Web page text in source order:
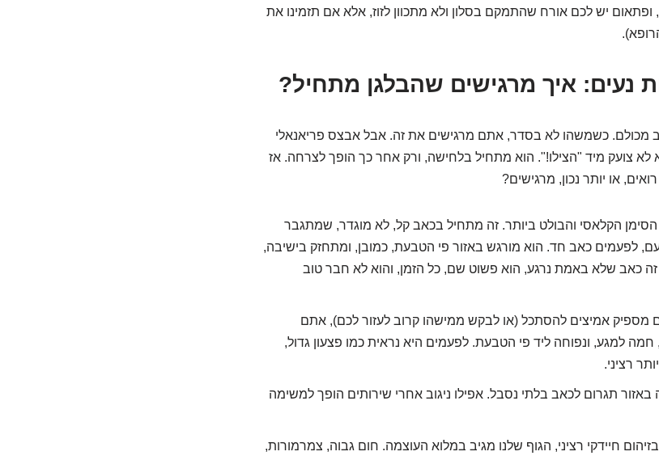
יש לכם אורח שהתמקם בסלון ולא מתכוון לזוז, אלא אם תזמינו את
מכולם. כשמשהו לא בסדר, אתם מרגישים את זה. אבל אבצס פריאנאלי
צועק מיד "הצילו!". הוא מתחיל בלחישה, ורק אחר כך הופך לצרחה. אז
או יותר נכון, מרגישים?
הסימן הקלאסי והבולט ביותר. זה מתחיל בכאב קל, לא מוגדר, שמתגבר
לפעמים כאב חד. הוא מורגש באזור פי הטבעת, כמובן, ומתחזק בישיבה,
זה כאב שלא באמת נרגע, הוא פשוט שם, כל הזמן, והוא לא חבר טוב
אמיצים להסתכל (או לבקש ממישהו קרוב לעזור לכם), אתם
למגע, ונפוחה ליד פי הטבעת. לפעמים היא נראית כמו פצעון גדול,
רציני.
באזור תגרום לכאב בלתי נסבל. אפילו ניגוב אחרי שירותים הופך למשימה
חיידקי רציני, הגוף שלנו מגיב במלוא העוצמה. חום גבוה, צמרמורות,